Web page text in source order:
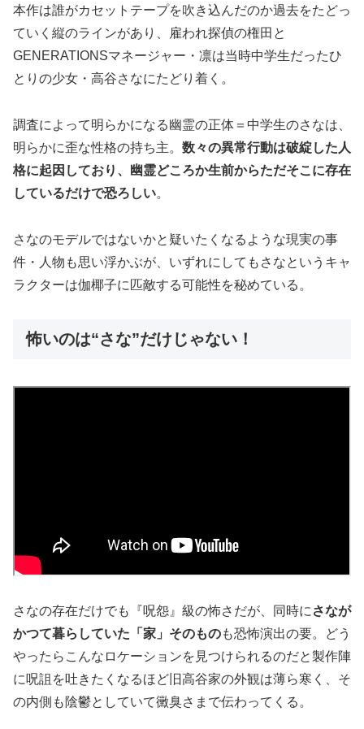
本作は誰がカセットテープを吹き込んだのか過去をたどっ
ていく縦のラインがあり、雇われ探偵の権田と
GENERATIONSマネージャー・凛は当時中学生だったひ
とりの少女・高谷さなにたどり着く。
調査によって明らかになる幽霊の正体＝中学生のさなは、
明らかに歪な性格の持ち主。 数々の異常行動は破綻した人
格に起因しており、幽霊どころか生前からただそこに存在
しているだけで恐ろしい。
さなのモデルではないかと疑いたくなるような現実の事
件・人物も思い浮かぶが、いずれにしてもさなというキャ
ラクターは伽椰子に匹敵する可能性を秘めている。
怖いのは“さな”だけじゃない！
さなの存在だけでも『呪怨』級の怖さだが、同時に さなが
かつて暮らしていた「家」そのものも恐怖演出の要。どう
やったらこんなロケーションを見つけられるのだと製作陣
に呪詛を吐きたくなるほど旧高谷家の外観は薄ら寒く、そ
の内側も陰鬱としていて黴臭さまで伝わってくる。